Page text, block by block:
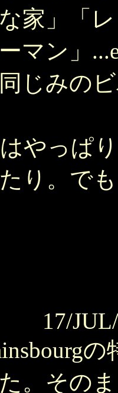
家」「
ーマン」
じみの
やっぱ
り。で
17/
。その